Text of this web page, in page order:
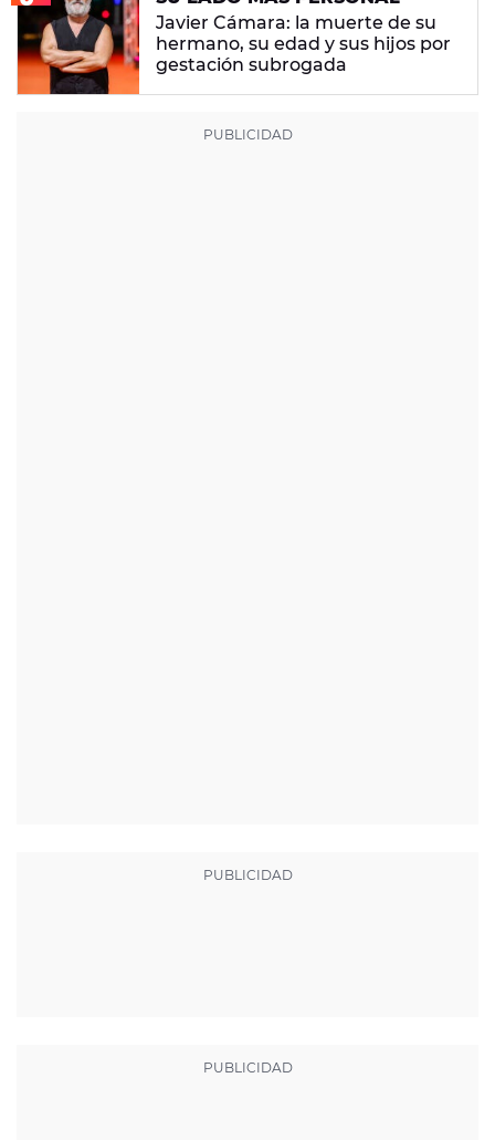
Javier Cámara: la muerte de su
hermano, su edad y sus hijos por
gestación subrogada